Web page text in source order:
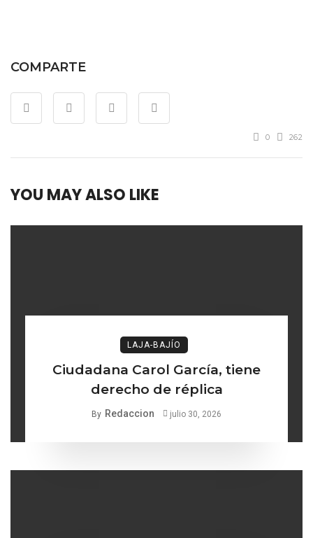
COMPARTE
0 262
YOU MAY ALSO LIKE
LAJA-BAJÍO
Ciudadana Carol García, tiene
derecho de réplica
By Redaccion julio 30, 2026